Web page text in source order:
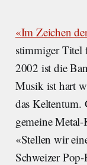
«Im Zeichen
stimmiger Titel
2002 ist die
Musik ist hart
das Keltentum.
gemeine
«Stellen wir
Schweizer